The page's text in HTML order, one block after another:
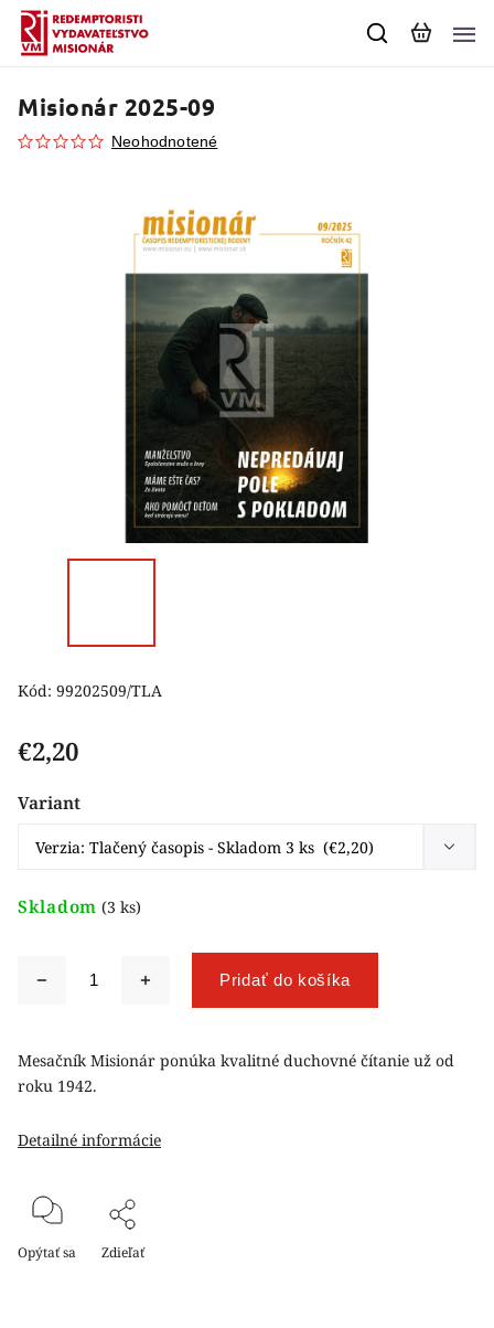
Misionár 2025-09
Neohodnotené
Kód: 99202509/TLA
€2,20
Skladom (3 ks)
Variant
Pridať do košíka
Mesačník Misionár ponúka kvalitné duchovné čítanie už od
roku 1942.
Detailné informácie
Opýtať sa Zdieľať